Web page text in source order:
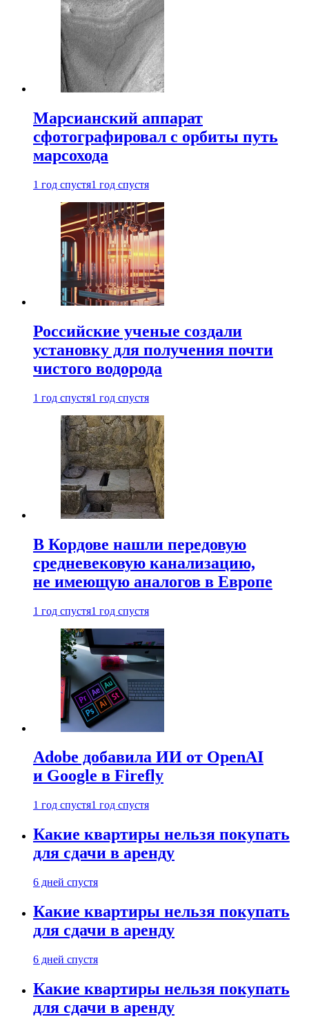
Марсианский аппарат
сфотографировал с орбиты путь
марсохода
1 год спустя1 год спустя
Российские ученые создали
установку для получения почти
чистого водорода
1 год спустя1 год спустя
В Кордове нашли передовую
средневековую канализацию,
не имеющую аналогов в Европе
1 год спустя1 год спустя
Adobe добавила ИИ от OpenAI
и Google в Firefly
1 год спустя1 год спустя
Какие квартиры нельзя покупать
для сдачи в аренду
6 дней спустя
Какие квартиры нельзя покупать
для сдачи в аренду
6 дней спустя
Какие квартиры нельзя покупать
для сдачи в аренду